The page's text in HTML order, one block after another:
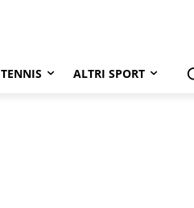
TENNIS ALTRI SPORT